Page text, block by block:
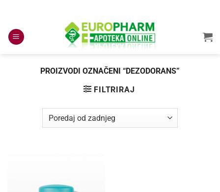
content
PROIZVODI OZNAČENI “DEZODORANS”
FILTRIRAJ